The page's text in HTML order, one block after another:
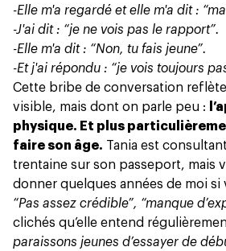
-Elle m'a regardé et elle m'a dit :
-J'ai dit : “je ne vois pas le rapport”.
-Elle m'a dit : “Non, tu fais jeune”.
-Et j'ai répondu : “je vois toujours
Cette bribe de conversation
visible, mais dont on parle peu :
physique. Et plus
faire son âge. Tania est
trentaine sur son passeport, mais
donner quelques années de moi si
“Pas assez crédible”, “manque
clichés qu’elle entend
paraissons jeunes d’essayer de